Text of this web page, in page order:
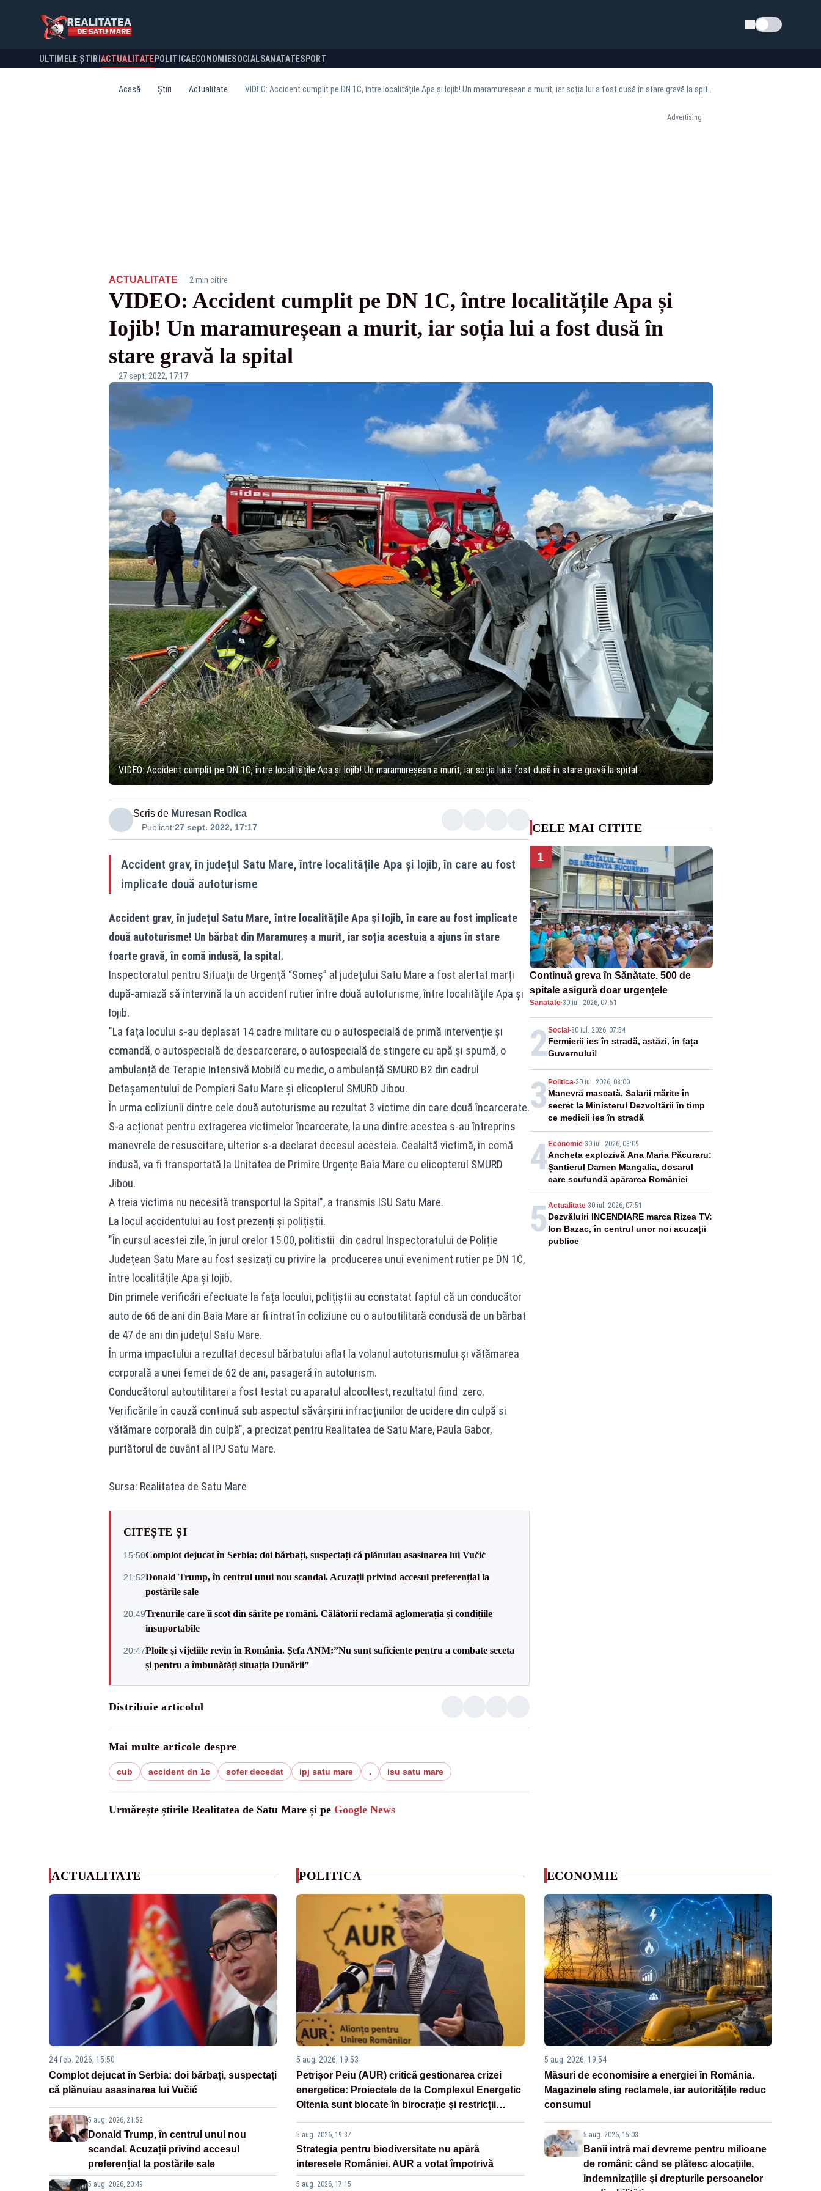
Schimba tema
ULTIMELE ȘTIRI ACTUALITATE POLITICA ECONOMIESOCIALSANATATESPORT
Acasă Știri Actualitate
Advertising
ACTUALITATE· 2 min citire
VIDEO: Accident cumplit pe DN 1C, între localitățile Apa și
Iojib! Un maramureșean a murit, iar soția lui a fost dusă în
stare gravă la spital
27 sept. 2022, 17:17
VIDEO: Accident cumplit pe DN 1C, între localitățile Apa și Iojib! Un maramureșean a murit, iar soția lui a fost dusă în stare gravă la spital
Scris de Muresan Rodica
Publicat:27 sept. 2022, 17:17
Accident grav, în județul Satu Mare, între localitățile Apa și Iojib, în care au fost
implicate două autoturisme
Accident grav, în județul Satu Mare, între localitățile Apa și Iojib, în care au fost implicate
două autoturisme! Un bărbat din Maramureș a murit, iar soția acestuia a ajuns în stare
foarte gravă, în comă indusă, la spital.
Inspectoratul pentru Situații de Urgență “Someș” al județului Satu Mare a fost alertat marți
după-amiază să întervină la un accident rutier între două autoturisme, între localitățile Apa și
Iojib.
"La fața locului s-au deplasat 14 cadre militare cu o autospecială de primă intervenție și
comandă, o autospecială de descarcerare, o autospecială de stingere cu apă și spumă, o
ambulanță de Terapie Intensivă Mobilă cu medic, o ambulanță SMURD B2 din cadrul
Detașamentului de Pompieri Satu Mare și elicopterul SMURD Jibou.
În urma coliziunii dintre cele două autoturisme au rezultat 3 victime din care două încarcerate.
S-a acționat pentru extragerea victimelor încarcerate, la una dintre acestea s-au întreprins
manevrele de resuscitare, ulterior s-a declarat decesul acesteia. Cealaltă victimă, in comă
indusă, va fi transportată la Unitatea de Primire Urgențe Baia Mare cu elicopterul SMURD
Jibou.
A treia victima nu necesită transportul la Spital", a transmis ISU Satu Mare.
La locul accidentului au fost prezenți și polițiștii.
"În cursul acestei zile, în jurul orelor 15.00, politistii din cadrul Inspectoratului de Poliție
Județean Satu Mare au fost sesizați cu privire la producerea unui eveniment rutier pe DN 1C,
între localitățile Apa și Iojib.
Din primele verificări efectuate la fața locului, polițiștii au constatat faptul că un conducător
auto de 66 de ani din Baia Mare ar fi intrat în coliziune cu o autoutilitară condusă de un bărbat
de 47 de ani din județul Satu Mare.
În urma impactului a rezultat decesul bărbatului aflat la volanul autoturismului și vătămarea
corporală a unei femei de 62 de ani, pasageră în autoturism.
Conducătorul autoutilitarei a fost testat cu aparatul alcooltest, rezultatul fiind zero.
Verificările în cauză continuă sub aspectul săvârșirii infracțiunilor de ucidere din culpă si
vătămare corporală din culpă", a precizat pentru Realitatea de Satu Mare, Paula Gabor,
purtătorul de cuvânt al IPJ Satu Mare.
Sursa: Realitatea de Satu Mare
CITEȘTE ȘI
15:50Complot dejucat în Serbia: doi bărbați, suspectați că plănuiau asasinarea lui Vučić
21:52Donald Trump, în centrul unui nou scandal. Acuzații privind accesul preferențial la
postările sale
20:49Trenurile care îi scot din sărite pe români. Călătorii reclamă aglomerația și condițiile
insuportabile
20:47Ploile și vijeliile revin în România. Șefa ANM:”Nu sunt suficiente pentru a combate seceta
și pentru a îmbunătăți situația Dunării”
Distribuie articolul
Mai multe articole despre
cub accident dn 1c sofer decedat ipj satu mare . isu satu mare
Urmărește știrile Realitatea de Satu Mare și pe Google News
CELE MAI CITITE
1
Continuă greva în Sănătate. 500 de
spitale asigură doar urgențele
Sanatate·30 iul. 2026, 07:51
2Social -30 iul. 2026, 07:54
Fermierii ies în stradă, astăzi, în fața
Guvernului!
3 Politica-30 iul. 2026, 08:00
Manevră mascată. Salarii mărite în
secret la Ministerul Dezvoltării în timp
ce medicii ies în stradă
4 Economie-30 iul. 2026, 08:09
Ancheta explozivă Ana Maria Păcuraru:
Șantierul Damen Mangalia, dosarul
care scufundă apărarea României
5 Actualitate-30 iul. 2026, 07:51
Dezvăluiri INCENDIARE marca Rizea TV:
Ion Bazac, în centrul unor noi acuzații
publice
ACTUALITATE
24 feb. 2026, 15:50
Complot dejucat în Serbia: doi bărbați, suspectați
că plănuiau asasinarea lui Vučić
5 aug. 2026, 21:52
Donald Trump, în centrul unui nou
scandal. Acuzații privind accesul
preferențial la postările sale
5 aug. 2026, 20:49
POLITICA
5 aug. 2026, 19:53
Petrișor Peiu (AUR) critică gestionarea crizei
energetice: Proiectele de la Complexul Energetic
Oltenia sunt blocate în birocrație și restricții
5 aug. 2026, 19:37
Strategia pentru biodiversitate nu apără
interesele României. AUR a votat împotrivă
5 aug. 2026, 17:15
ECONOMIE
5 aug. 2026, 19:54
Măsuri de economisire a energiei în România.
Magazinele sting reclamele, iar autoritățile reduc
consumul
5 aug. 2026, 15:03
Banii intră mai devreme pentru milioane
de români: când se plătesc alocațiile,
indemnizațiile și drepturile persoanelor